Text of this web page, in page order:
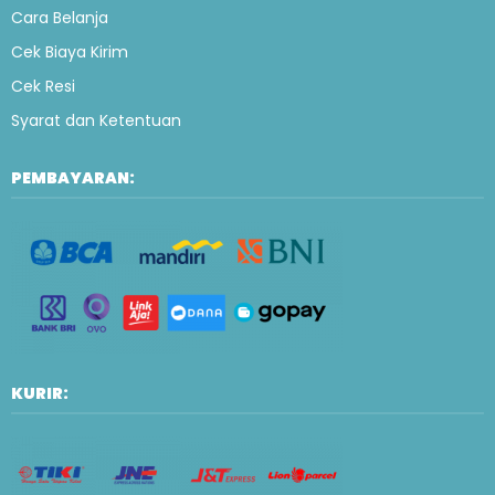
Cara Belanja
Cek Biaya Kirim
Cek Resi
Syarat dan Ketentuan
PEMBAYARAN:
KURIR: